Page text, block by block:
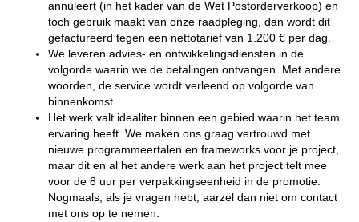
annuleert (in het kader van de Wet Postorderverkoop) en
toch gebruik maakt van onze raadpleging, dan wordt dit
gefactureerd tegen een nettotarief van 1.200 € per dag.
We leveren advies- en ontwikkelingsdiensten in de
volgorde waarin we de betalingen ontvangen. Met andere
woorden, de service wordt verleend op volgorde van
binnenkomst.
Het werk valt idealiter binnen een gebied waarin het team
ervaring heeft. We maken ons graag vertrouwd met
nieuwe programmeertalen en frameworks voor je project,
maar dit en al het andere werk aan het project telt mee
voor de 8 uur per verpakkingseenheid in de promotie.
Nogmaals, als je vragen hebt, aarzel dan niet om contact
met ons op te nemen.